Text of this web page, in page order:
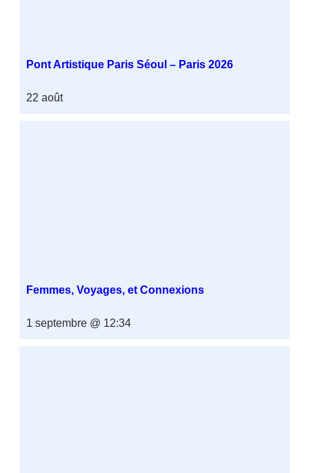
Pont Artistique Paris Séoul – Paris 2026
22 août
Femmes, Voyages, et Connexions
1 septembre @ 12:34